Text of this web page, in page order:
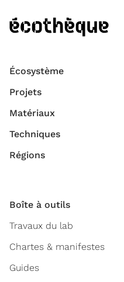
Écosystème
Projets
Matériaux
Techniques
Régions
Boîte à outils
Travaux du lab
Chartes & manifestes
Guides